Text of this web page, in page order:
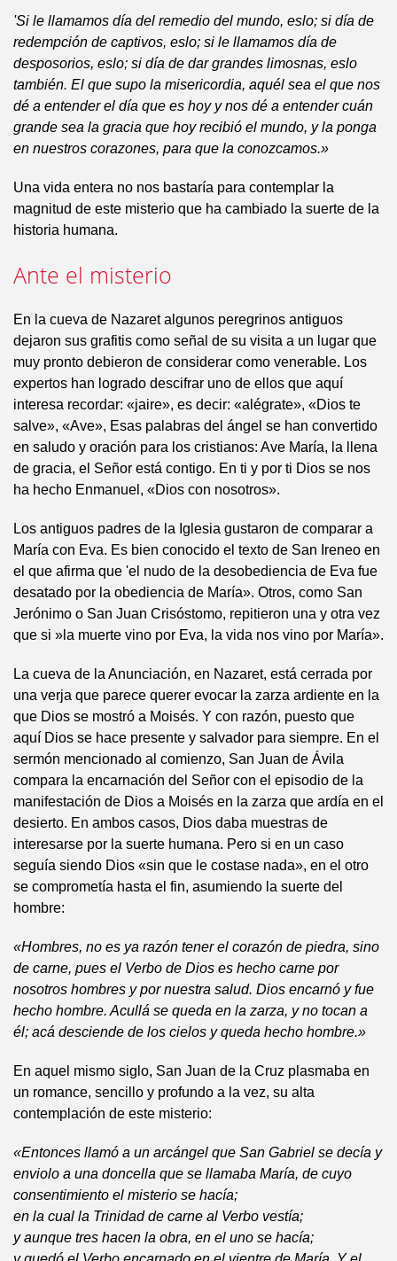
'Si le llamamos día del remedio del mundo, eslo; si día de
redempción de captivos, eslo; si le llamamos día de
desposorios, eslo; si día de dar grandes limosnas, eslo
también. El que supo la misericordia, aquél sea el que nos
dé a entender el día que es hoy y nos dé a entender cuán
grande sea la gracia que hoy recibió el mundo, y la ponga
en nuestros corazones, para que la conozcamos.»
Una vida entera no nos bastaría para contemplar la
magnitud de este misterio que ha cambiado la suerte de la
historia humana.
Ante el misterio
En la cueva de Nazaret algunos peregrinos antiguos
dejaron sus grafitis como señal de su visita a un lugar que
muy pronto debieron de considerar como venerable. Los
expertos han logrado descifrar uno de ellos que aquí
interesa recordar: «jaire», es decir: «alégrate», «Dios te
salve», «Ave», Esas palabras del ángel se han convertido
en saludo y oración para los cristianos: Ave María, la llena
de gracia, el Señor está contigo. En ti y por ti Dios se nos
ha hecho Enmanuel, «Dios con nosotros».
Los antiguos padres de la Iglesia gustaron de comparar a
María con Eva. Es bien conocido el texto de San Ireneo en
el que afirma que 'el nudo de la desobediencia de Eva fue
desatado por la obediencia de María». Otros, como San
Jerónimo o San Juan Crisóstomo, repitieron una y otra vez
que si »la muerte vino por Eva, la vida nos vino por María».
La cueva de la Anunciación, en Nazaret, está cerrada por
una verja que parece querer evocar la zarza ardiente en la
que Dios se mostró a Moisés. Y con razón, puesto que
aquí Dios se hace presente y salvador para siempre. En el
sermón mencionado al comienzo, San Juan de Ávila
compara la encarnación del Señor con el episodio de la
manifestación de Dios a Moisés en la zarza que ardía en el
desierto. En ambos casos, Dios daba muestras de
interesarse por la suerte humana. Pero si en un caso
seguía siendo Dios «sin que le costase nada», en el otro
se comprometía hasta el fin, asumiendo la suerte del
hombre:
«Hombres, no es ya razón tener el corazón de piedra, sino
de carne, pues el Verbo de Dios es hecho carne por
nosotros hombres y por nuestra salud. Dios encarnó y fue
hecho hombre. Acullá se queda en la zarza, y no tocan a
él; acá desciende de los cielos y queda hecho hombre.»
En aquel mismo siglo, San Juan de la Cruz plasmaba en
un romance, sencillo y profundo a la vez, su alta
contemplación de este misterio:
«Entonces llamó a un arcángel que San Gabriel se decía y
enviolo a una doncella que se llamaba María, de cuyo
consentimiento el misterio se hacía;
en la cual la Trinidad de carne al Verbo vestía;
y aunque tres hacen la obra, en el uno se hacía;